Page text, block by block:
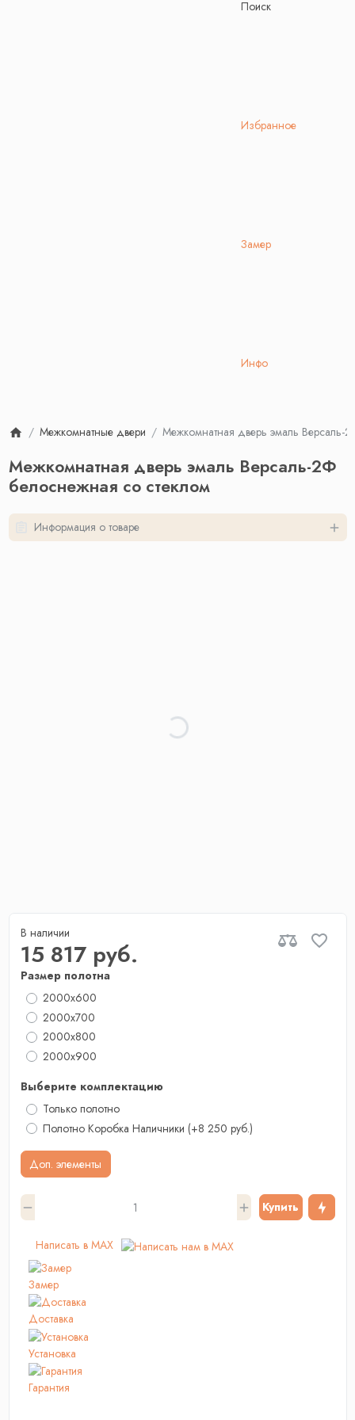
Поиск
Избранное
Замер
Инфо
Межкомнатные двери Межкомнатная дверь эмаль Версаль-
Межкомнатная дверь эмаль Версаль-2Ф
белоснежная со стеклом
Информация о товаре
В наличии
15 817 руб.
Размер полотна
2000x600
2000x700
2000х800
2000x900
Выберите комплектацию
Только полотно
Полотно Коробка Наличники (+8 250 руб.)
Доп. элементы
Купить
Написать в MAX
Замер
Доставка
Установка
Гарантия